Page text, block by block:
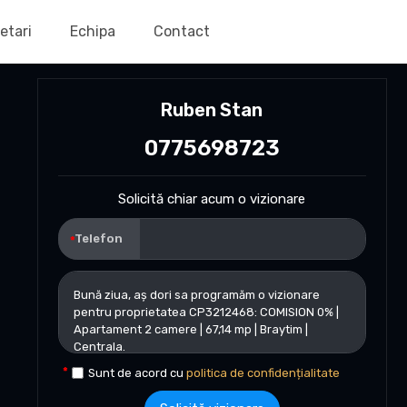
Echipa Contact
Ruben Stan
0775698723
Solicită chiar acum o vizionare
Telefon
Sunt de acord cu politica de confidențialitate